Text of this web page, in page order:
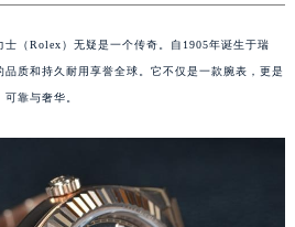
士（Rolex）无疑是一个传奇。自1905年诞生于瑞
质和持久耐用享誉全球。它不仅是一款腕表，更是
靠与奢华。